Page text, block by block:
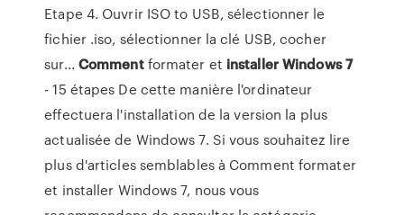
Etape 4. Ouvrir ISO to USB, sélectionner le
fichier .iso, sélectionner la clé USB, cocher
sur... Commentformater et installerWindows 7
- 15 étapes De cette manière l'ordinateur
effectuera l'installation de la version la plus
actualisée de Windows 7. Si vous souhaitez lire
plus d'articles semblables à Comment formater
et installer Windows 7, nous vous